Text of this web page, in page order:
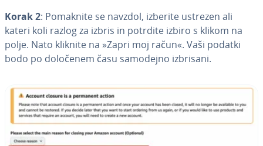
Korak 2: Pomaknite se navzdol, izberite ustrezen ali
kateri koli razlog za izbris in potrdite izbiro s klikom na
polje. Nato kliknite na »Zapri moj račun«. Vaši podatki
bodo po določenem času samodejno izbrisani.